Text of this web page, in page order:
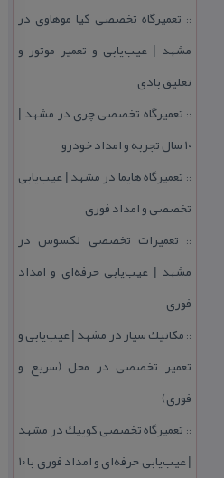
:: تعمیرگاه تخصصی كیا موهاوی در
مشهد | عیب‌یابی و تعمیر موتور و
تعلیق بادی
:: تعمیرگاه تخصصی چری در مشهد |
۱۰ سال تجربه و امداد خودرو
:: تعمیرگاه هایما در مشهد | عیب‌یابی
تخصصی و امداد فوری
:: تعمیرات تخصصی لكسوس در
مشهد | عیب‌یابی حرفه‌ای و امداد
فوری
:: مكانیك سیار در مشهد | عیب‌یابی و
تعمیر تخصصی در محل (سریع و
فوری)
:: تعمیرگاه تخصصی كوییك در مشهد
| عیب‌یابی حرفه‌ای و امداد فوری با ۱۰